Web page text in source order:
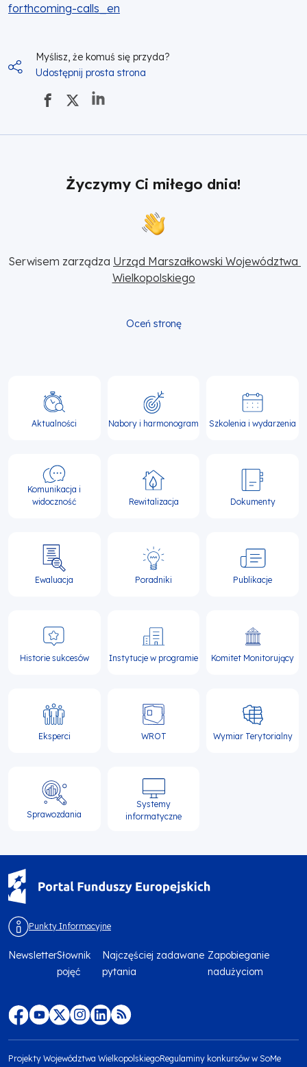
forthcoming-calls_en
Myślisz, że komuś się przyda?
Udostępnij prosta strona
Życzymy Ci miłego dnia!
Serwisem zarządza Urząd Marszałkowski Województwa
Wielkopolskiego
Oceń stronę
Główna
nawigacja
Aktualności Nabory i harmonogram Szkolenia i wydarzenia
Komunikacja i
widoczność
Rewitalizacja Dokumenty
Ewaluacja Poradniki Publikacje
Historie sukcesów Instytucje w programie Komitet Monitorujący
Eksperci WROT Wymiar Terytorialny
Sprawozdania
Systemy
informatyczne
Punkty Informacyjne
Menu
footer
top
NewsletterSłownik
pojęć
Najczęściej zadawane
pytania
Zapobieganie
nadużyciom
Projekty Województwa WielkopolskiegoRegulaminy konkursów w SoMe